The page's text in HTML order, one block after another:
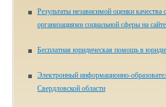
Результаты независимой оценки качества
организациями социальной сферы на
Бесплатная юридическая помощь в
Электронный информационно-
Свердловской области